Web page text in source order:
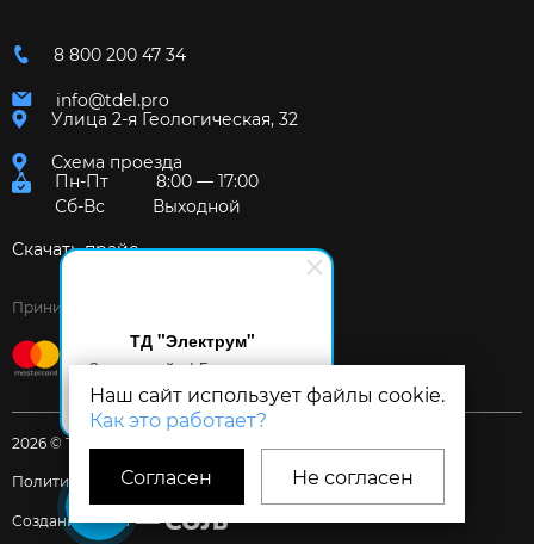
ТД "Электрум"
Здравствуйте! Готов помочь
вам. Напишите мне, если у
вас появятся вопросы.
Наш сайт использует файлы cookie.
Как это работает?
Согласен Не согласен
8 800 200 47 34
info@tdel.pro
Улица 2-я Геологическая, 32
Схема проезда
Пн-Пт
8:00 — 17:00
Сб-Вс
Выходной
Скачать прайс
Принимаем к оплате:
2026 © Торговый дом «Электрум»
Политика и Согласия
Создание сайта